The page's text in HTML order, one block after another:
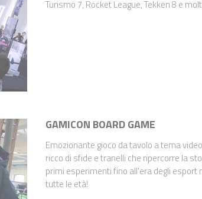
ricco di sfide e tranelli che ripercorre la
primi esperimenti fino all'era degli esport
tutte le età!